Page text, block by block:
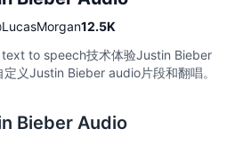
12.5K
to speech技术体验Justin Bieber
义Justin Bieber audio片段和翻唱。
Bieber Audio